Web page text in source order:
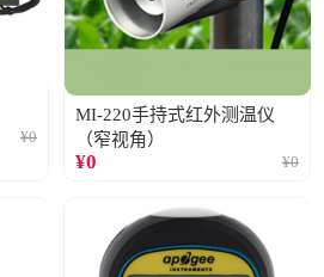
¥0
MI-220手持式红外测温仪
（窄视角）
¥0 ¥0